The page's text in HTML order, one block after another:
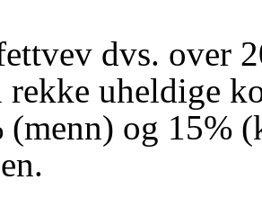
dvs. over
rekke uheldige
(menn) og 15%